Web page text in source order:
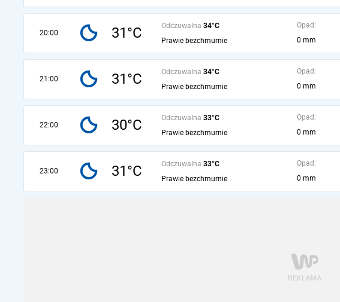
20:00 31°C Odczuwalna 34°C
Prawie bezchmurnie
Opad:
0 mm
21:00 31°C Odczuwalna 34°C
Prawie bezchmurnie
Opad:
0 mm
22:00 30°C Odczuwalna 33°C
Prawie bezchmurnie
Opad:
0 mm
23:00 31°C Odczuwalna 33°C
Prawie bezchmurnie
Opad:
0 mm